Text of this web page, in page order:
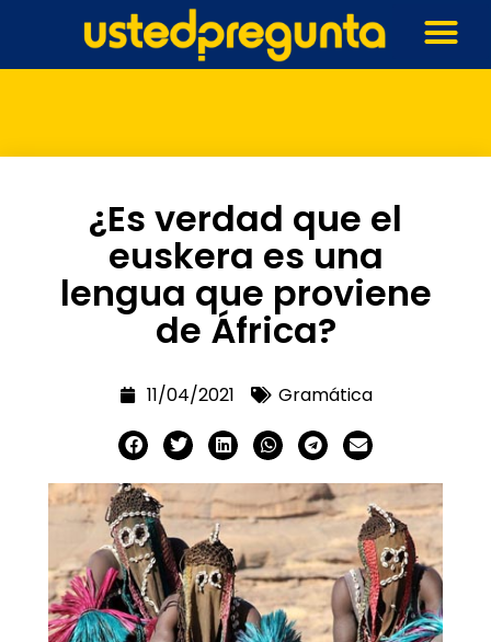
¿Es verdad que el
euskera es una
lengua que proviene
de África?
11/04/2021 Gramática